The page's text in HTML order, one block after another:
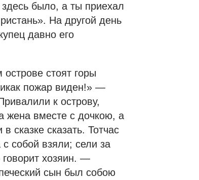
было, а ты приехал
На другой день
давно его
стоят горы
пожар виден!» —
к острову,
жена вместе с дочкою, а
сказке сказать. Тотчас
собой взяли; сели за
хозяин. —
сын был собою